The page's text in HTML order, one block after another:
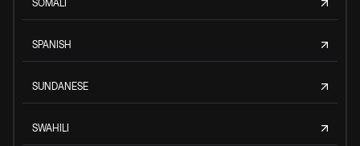
SOMALI
SPANISH
SUNDANESE
SWAHILI